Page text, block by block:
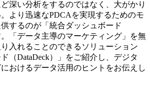
ど深い分析をするのではなく、大がかり
より迅速なPDCAを実現するためのモ
するのが「統合ダッシュボード
。「データ主導のマーケティング」を無
入れることのできるソリューション
（DataDeck）」をご紹介し、デジタ
おけるデータ活用のヒントをお伝えし